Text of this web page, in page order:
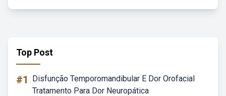
Top Post
#1
Disfunção Temporomandibular E Dor Orofacial
Tratamento Para Dor Neuropática